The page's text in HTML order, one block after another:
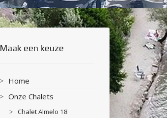
Maak een keuze
Home
Onze Chalets
Chalet Almelo 18